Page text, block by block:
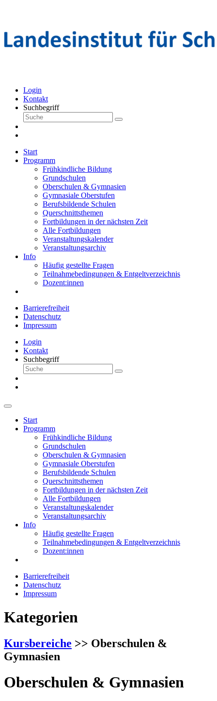
Login
Kontakt
Suchbegriff
Start
Programm
Frühkindliche Bildung
Grundschulen
Oberschulen & Gymnasien
Gymnasiale Oberstufen
Berufsbildende Schulen
Querschnittsthemen
Fortbildungen in der nächsten Zeit
Alle Fortbildungen
Veranstaltungskalender
Veranstaltungsarchiv
Info
Häufig gestellte Fragen
Teilnahmebedingungen & Entgeltverzeichnis
Dozent:innen
Barrierefreiheit
Datenschutz
Impressum
Login
Kontakt
Suchbegriff
Start
Programm
Frühkindliche Bildung
Grundschulen
Oberschulen & Gymnasien
Gymnasiale Oberstufen
Berufsbildende Schulen
Querschnittsthemen
Fortbildungen in der nächsten Zeit
Alle Fortbildungen
Veranstaltungskalender
Veranstaltungsarchiv
Info
Häufig gestellte Fragen
Teilnahmebedingungen & Entgeltverzeichnis
Dozent:innen
Barrierefreiheit
Datenschutz
Impressum
Kategorien
Kursbereiche >> Oberschulen &
Gymnasien
Oberschulen & Gymnasien